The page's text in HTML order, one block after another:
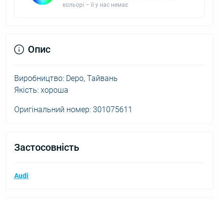
кольорі – її у нас немає
Опис
Виробництво: Depo, Тайвань
Якість: хороша
Оригінальний номер: 301075611
Застосовність
Audi